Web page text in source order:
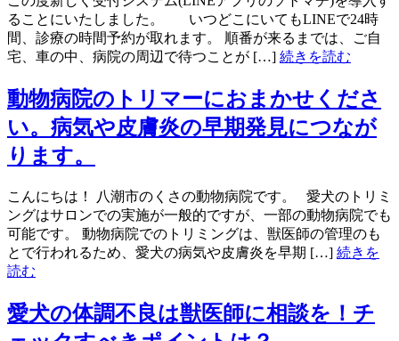
ることにいたしました。 いつどこにいてもLINEで24時
間、診療の時間予約が取れます。 順番が来るまでは、ご自
宅、車の中、病院の周辺で待つことが […] 続きを読む
動物病院のトリマーにおまかせくださ
い。病気や皮膚炎の早期発見につなが
ります。
こんにちは！ 八潮市のくさの動物病院です。 愛犬のトリミ
ングはサロンでの実施が一般的ですが、一部の動物病院でも
可能です。 動物病院でのトリミングは、獣医師の管理のも
とで行われるため、愛犬の病気や皮膚炎を早期 […] 続きを
読む
愛犬の体調不良は獣医師に相談を！チ